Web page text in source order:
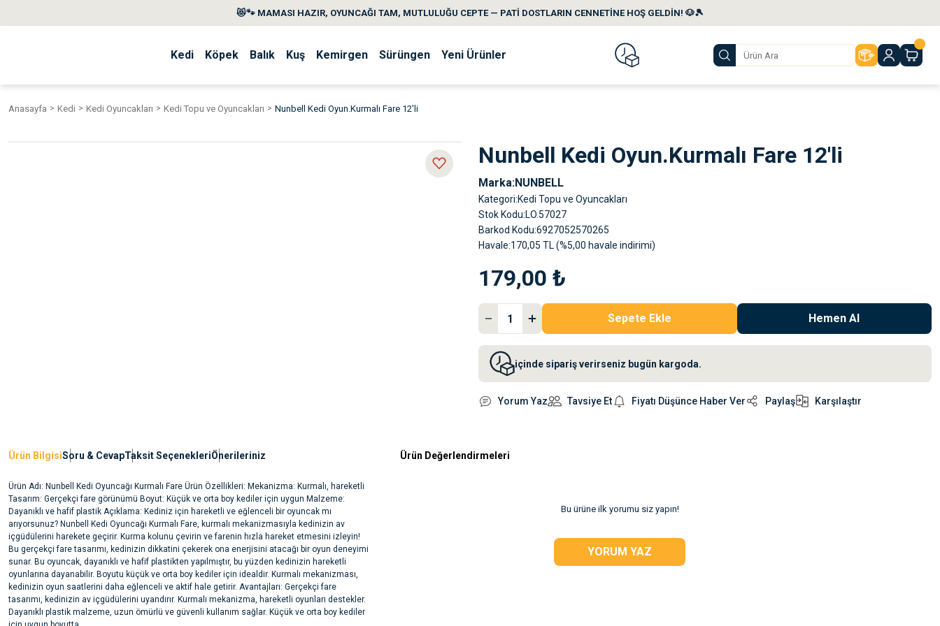
😻🐾 MAMASI HAZIR, OYUNCAĞI TAM, MUTLULUĞU CEPTE — PATİ DOSTLARIN CENNETİNE HOŞ GELDİN! 🐶🎾
Kedi Köpek Balık Kuş Kemirgen Sürüngen Yeni Ürünler
Anasayfa Kedi Kedi Oyuncakları Kedi Topu ve Oyuncakları Nunbell Kedi Oyun.Kurmalı Fare 12'li
Nunbell Kedi Oyun.Kurmalı Fare 12'li
Marka NUNBELL
Kategori Kedi Topu ve Oyuncakları
Stok Kodu LO.57027
Barkod Kodu 6927052570265
Havale 170,05 TL (%5,00 havale indirimi)
179,00 ₺
Sepete Ekle Hemen Al
içinde sipariş verirseniz bugün kargoda.
Yorum Yaz Tavsiye Et Fiyatı Düşünce Haber Ver Paylaş Karşılaştır
Ürün BilgisiSoru & CevapTaksit SeçenekleriÖnerileriniz
Ürün Adı: Nunbell Kedi Oyuncağı Kurmalı Fare Ürün Özellikleri: Mekanizma: Kurmalı, hareketli
Tasarım: Gerçekçi fare görünümü Boyut: Küçük ve orta boy kediler için uygun Malzeme:
Dayanıklı ve hafif plastik Açıklama: Kediniz için hareketli ve eğlenceli bir oyuncak mı
arıyorsunuz? Nunbell Kedi Oyuncağı Kurmalı Fare, kurmalı mekanizmasıyla kedinizin av
içgüdülerini harekete geçirir. Kurma kolunu çevirin ve farenin hızla hareket etmesini izleyin!
Bu gerçekçi fare tasarımı, kedinizin dikkatini çekerek ona enerjisini atacağı bir oyun deneyimi
sunar. Bu oyuncak, dayanıklı ve hafif plastikten yapılmıştır, bu yüzden kedinizin hareketli
oyunlarına dayanabilir. Boyutu küçük ve orta boy kediler için idealdir. Kurmalı mekanizması,
kedinizin oyun saatlerini daha eğlenceli ve aktif hale getirir. Avantajları: Gerçekçi fare
tasarımı, kedinizin av içgüdülerini uyandırır. Kurmalı mekanizma, hareketli oyunları destekler.
Dayanıklı plastik malzeme, uzun ömürlü ve güvenli kullanım sağlar. Küçük ve orta boy kediler
Ürün Değerlendirmeleri
Bu ürüne ilk yorumu siz yapın!
YORUM YAZ